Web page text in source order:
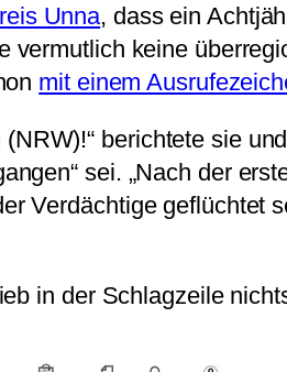
Unna, dass ein
keine
mit einem
berichtete sie
sei. „Nach der
Verdächtige geflüchtet
in der Schlagzeile